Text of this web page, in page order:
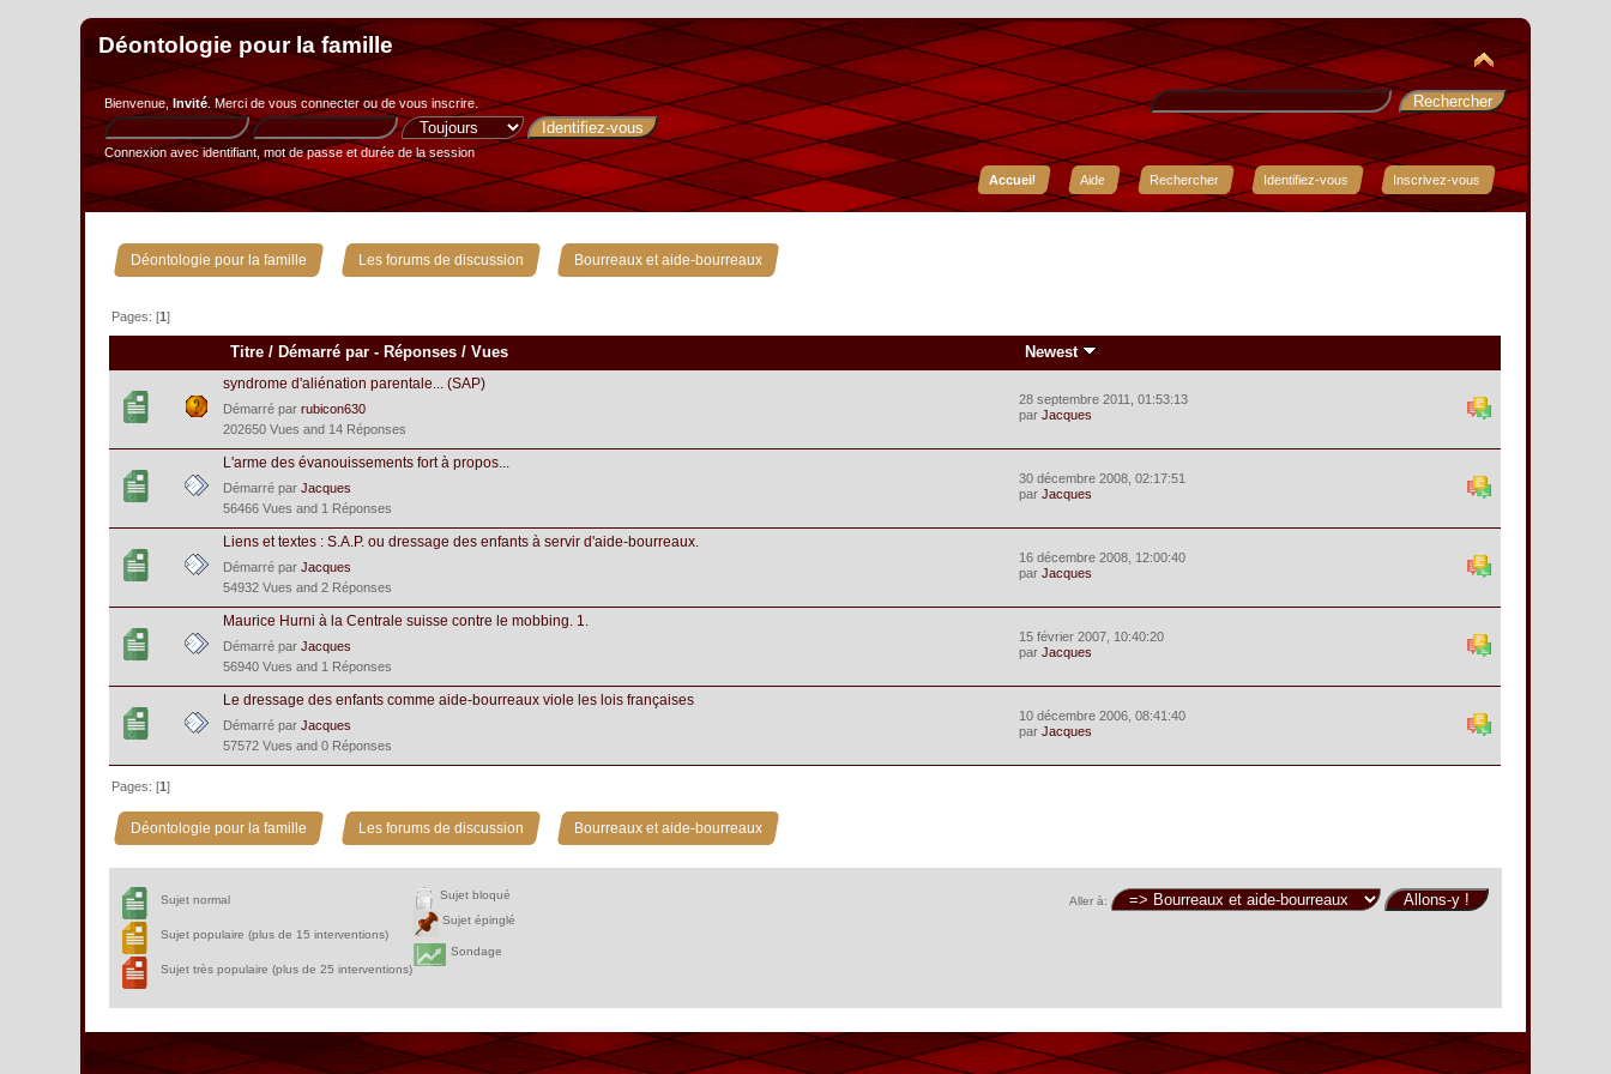
Déontologie pour la famille
Bienvenue,Invité. Merci devous connecterou devous inscrire.
Connexion avec identifiant, mot de passe et durée de la session
Accueil
Aide Rechercher Identifiez-vous Inscrivez-vous
Déontologie pour la famille » Les forums de discussion » Bourreaux et aide-bourreaux
Pages: [1]
Titre / Démarré par - Réponses /Vues Newest
syndrome d'aliénation parentale... (SAP)
Démarré parrubicon630
202650 Vues and 14 Réponses
28 septembre 2011, 01:53:13
parJacques
L'arme des évanouissements fort à propos...
Démarré parJacques
56466 Vues and 1 Réponses
30 décembre 2008, 02:17:51
parJacques
Liens et textes : S.A.P. ou dressage des enfants à servir d'aide-bourreaux.
Démarré parJacques
54932 Vues and 2 Réponses
16 décembre 2008, 12:00:40
parJacques
Maurice Hurni à la Centrale suisse contre le mobbing. 1.
Démarré parJacques
56940 Vues and 1 Réponses
15 février 2007, 10:40:20
parJacques
Le dressage des enfants comme aide-bourreaux viole les lois françaises
Démarré parJacques
57572 Vues and 0 Réponses
10 décembre 2006, 08:41:40
parJacques
Pages: [1]
Déontologie pour la famille » Les forums de discussion » Bourreaux et aide-bourreaux
Aller à:
Sujet normal
Sujet populaire (plus de 15 interventions)
Sujet très populaire (plus de 25 interventions)
Sujet bloqué
Sujet épinglé
Sondage